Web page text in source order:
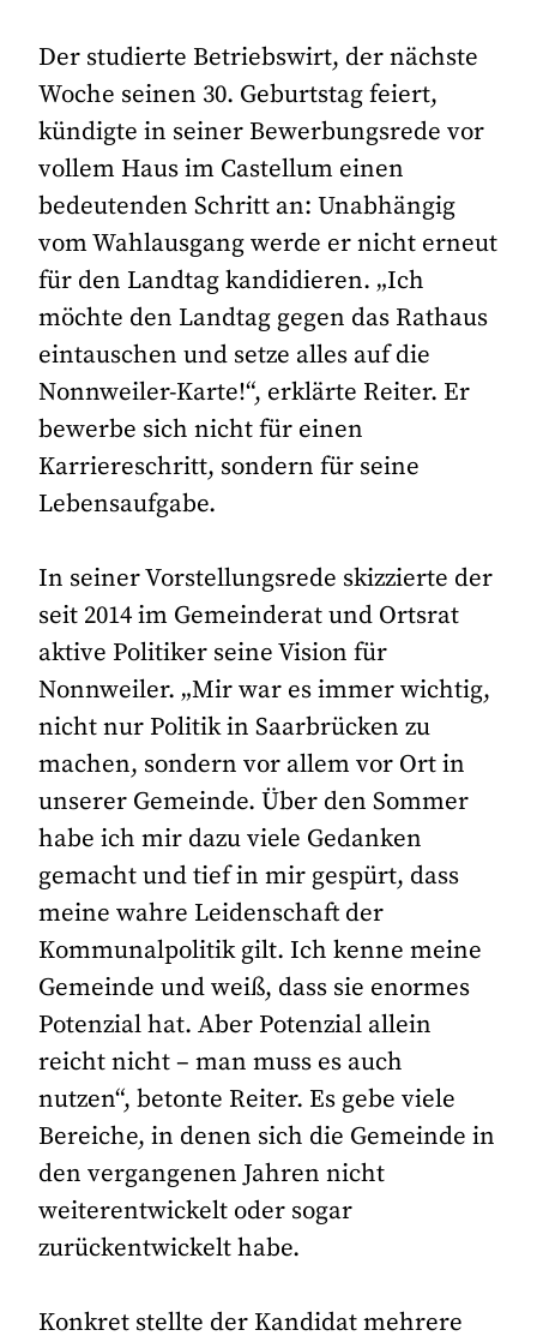
Der studierte Betriebswirt, der nächste
Woche seinen 30. Geburtstag feiert,
kündigte in seiner Bewerbungsrede vor
vollem Haus im Castellum einen
bedeutenden Schritt an: Unabhängig
vom Wahlausgang werde er nicht erneut
für den Landtag kandidieren. „Ich
möchte den Landtag gegen das Rathaus
eintauschen und setze alles auf die
Nonnweiler-Karte!“, erklärte Reiter. Er
bewerbe sich nicht für einen
Karriereschritt, sondern für seine
Lebensaufgabe.
In seiner Vorstellungsrede skizzierte der
seit 2014 im Gemeinderat und Ortsrat
aktive Politiker seine Vision für
Nonnweiler. „Mir war es immer wichtig,
nicht nur Politik in Saarbrücken zu
machen, sondern vor allem vor Ort in
unserer Gemeinde. Über den Sommer
habe ich mir dazu viele Gedanken
gemacht und tief in mir gespürt, dass
meine wahre Leidenschaft der
Kommunalpolitik gilt. Ich kenne meine
Gemeinde und weiß, dass sie enormes
Potenzial hat. Aber Potenzial allein
reicht nicht – man muss es auch
nutzen“, betonte Reiter. Es gebe viele
Bereiche, in denen sich die Gemeinde in
den vergangenen Jahren nicht
weiterentwickelt oder sogar
zurückentwickelt habe.
Konkret stellte der Kandidat mehrere